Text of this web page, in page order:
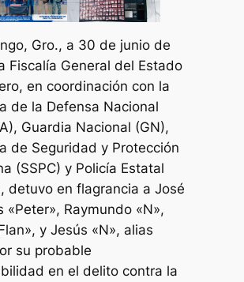
Gro., a 30 de junio de
Fiscalía General del Estado
en coordinación con la
de la Defensa Nacional
Guardia Nacional (GN),
de Seguridad y Protección
(SSPC) y Policía Estatal
detuvo en flagrancia a José
«Peter», Raymundo «N»,
y Jesús «N», alias
su probable
en el delito contra la